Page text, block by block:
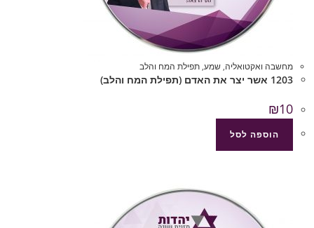
מחשבה ואקטואליה, שמע, תפילת המח והלב
1203 אשר יצר את האדם (תפילת המח והלב)
₪10
הוספה לסל